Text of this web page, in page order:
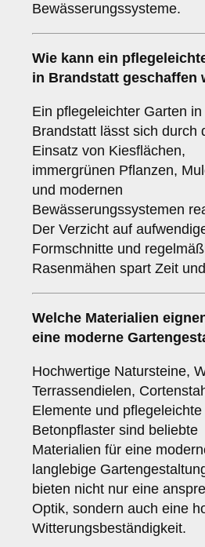
Bewässerungssysteme.
Wie kann ein
in Brandstatt geschaffen
Ein pflegeleichter Garten in
Brandstatt lässt sich durch
Einsatz von Kiesflächen,
immergrünen Pflanzen,
und modernen
Bewässerungssystemen
Der Verzicht auf
Formschnitte und
Rasenmähen spart Zeit
Welche Materialien
eine moderne
Hochwertige Natursteine,
Terrassendielen,
Elemente und pflegeleichte
Betonpflaster sind beliebte
Materialien für eine
langlebige
bieten nicht nur eine
Optik, sondern auch eine
Witterungsbeständigkeit.